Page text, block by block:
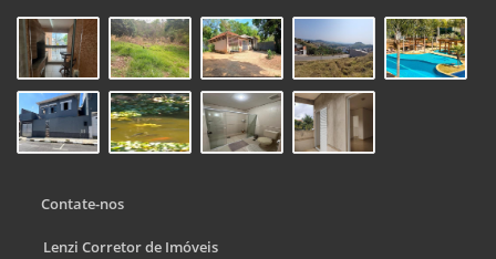
Contate-nos
Lenzi Corretor de Imóveis